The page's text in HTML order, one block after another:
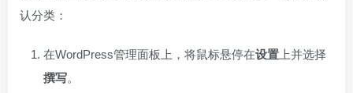
认分类：
在WordPress管理面板上，将鼠标悬停在设置 上并选择
撰写。